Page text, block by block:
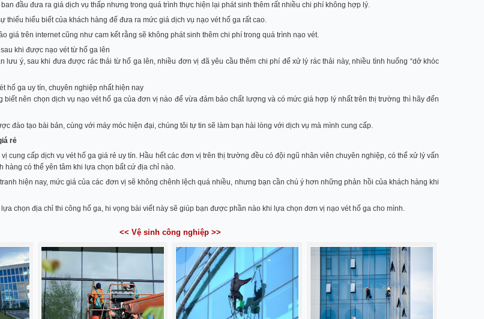
đầu đưa ra giá dịch vụ thấp nhưng trong quá trình thực hiện lại phát sinh thêm rất nhiều chi phí không hợp lý.
thiếu hiểu biết của khách hàng để đưa ra mức giá dịch vụ nạo vét hố ga rất cao.
giá trên internet cũng như cam kết rằng sẽ không phát sinh thêm chi phí trong quá trình nạo vét.
khi được nạo vét từ hố ga lên
lưu ý, sau khi đưa được rác thải từ hố ga lên, nhiều đơn vị đã yêu cầu thêm chi phí để xử lý rác thải này, nhiều tình huống “dở khóc
hố ga uy tín, chuyên nghiệp nhất hiện nay
biết nên chọn dịch vụ nạo vét hố ga của đơn vị nào để vừa đảm bảo chất lượng và có mức giá hợp lý nhất trên thị trường thì hãy đến
đào tạo bài bản, cùng với máy móc hiện đại, chúng tôi tự tin sẽ làm bạn hài lòng với dịch vụ mà mình cung cấp.
rẻ
cung cấp dịch vụ vét hố ga giá rẻ uy tín. Hầu hết các đơn vị trên thị trường đều có đội ngũ nhân viên chuyên nghiệp, có thể xử lý vấn
hàng có thể yên tâm khi lựa chọn bất cứ địa chỉ nào.
hiện nay, mức giá của các đơn vị sẽ không chênh lệch quá nhiều, nhưng bạn cần chú ý hơn những phản hồi của khách hàng khi
chọn địa chỉ thi công hố ga, hi vọng bài viết này sẽ giúp bạn được phần nào khi lựa chọn đơn vị nạo vét hố ga cho mình.
<< Vệ sinh công nghiệp >>